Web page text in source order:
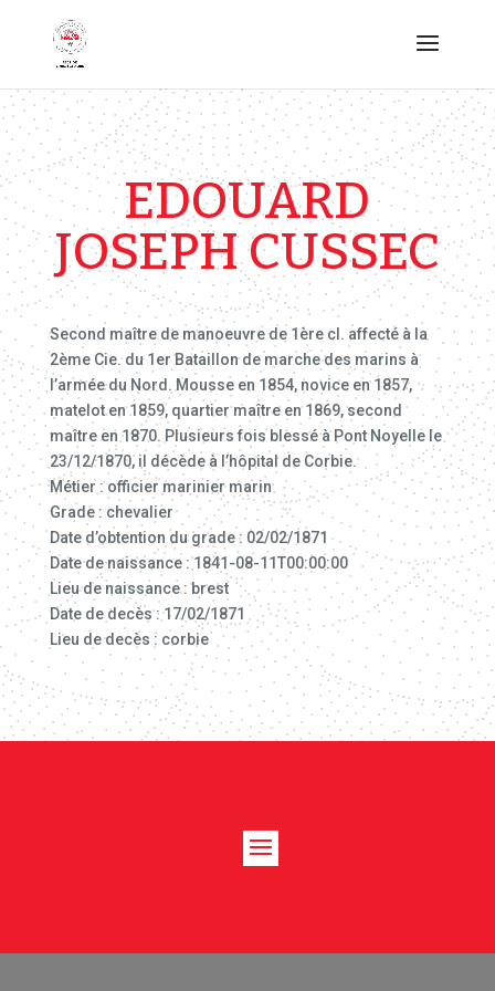
EDOUARD
JOSEPH CUSSEC
Second maître de manoeuvre de 1ère cl. affecté à la
2ème Cie. du 1er Bataillon de marche des marins à
l’armée du Nord. Mousse en 1854, novice en 1857,
matelot en 1859, quartier maître en 1869, second
maître en 1870. Plusieurs fois blessé à Pont Noyelle le
23/12/1870, il décède à l’hôpital de Corbie.
Métier : officier marinier marin
Grade : chevalier
Date d’obtention du grade : 02/02/1871
Date de naissance : 1841-08-11T00:00:00
Lieu de naissance : brest
Date de decès : 17/02/1871
Lieu de decès : corbie